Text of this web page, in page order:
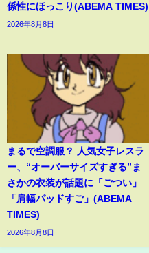
係性にほっこり(ABEMA TIMES)
2026年8月8日
まるで空調服？ 人気女子レスラ
ー、“オーバーサイズすぎる”ま
さかの衣装が話題に「ごつい」
「肩幅パッドすご」(ABEMA
TIMES)
2026年8月8日